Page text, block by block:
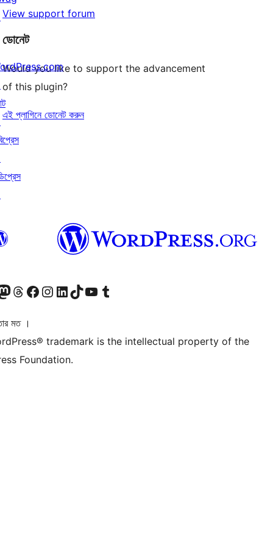
View support forum
ডোনেট
Would you like to support the advancement
of this plugin?
এই প্লাগিনে ডোনেট করুন
অ্যাকাউন্টটি দেখুন
আমাদের থ্রেডস অ্যাকাউন্টটি দেখুনআমাদের ফেসবুক পেজ দেখুনআমাদের ইন্সটাগ্রাম অ্যাকাউন্ট দেখুনআমাদের লিঙ্কডইন অ্যাকাউন্টে যানআমাদের TikTok অ্যাকাউন্টটি দেখুনআমাদের ইউটিউব চ্যানেলে যান আমাদের টাম্বলার অ্যাকাউন্ট দেখুন
মত ।
trademark is the intellectual property of the
Foundation.